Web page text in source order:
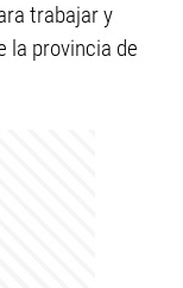
trabajar y
la provincia de